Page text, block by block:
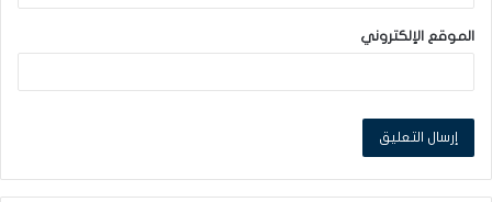
الموقع الإلكتروني